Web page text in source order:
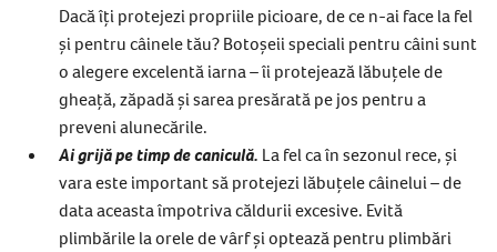
Dacă îți protejezi propriile picioare, de ce n-ai face la fel
și pentru câinele tău? Botoșeii speciali pentru câini sunt
o alegere excelentă iarna – îi protejează lăbuțele de
gheață, zăpadă și sarea presărată pe jos pentru a
preveni alunecările.
Ai grijă pe timp de caniculă. La fel ca în sezonul rece, și
vara este important să protejezi lăbuțele câinelui – de
data aceasta împotriva căldurii excesive. Evită
plimbările la orele de vârf și optează pentru plimbări